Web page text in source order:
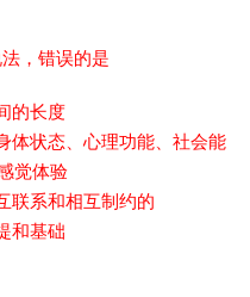
，错误的是
的长度
体状态、心理功能、社会能
觉体验
联系和相互制约的
和基础